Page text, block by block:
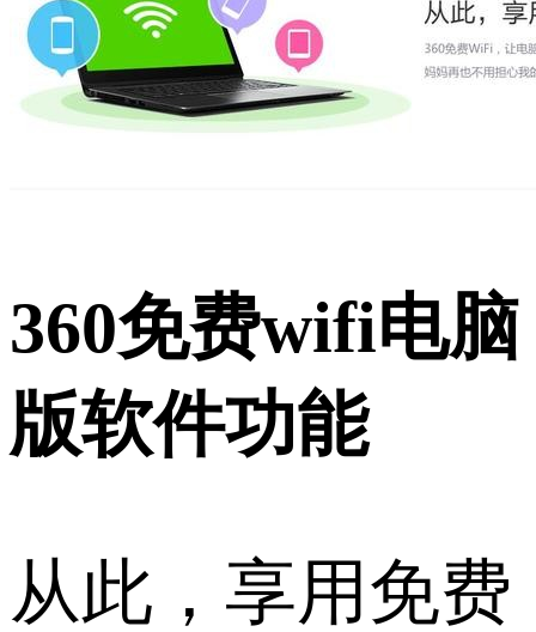
360免费wifi电脑
版软件功能
从此，享用免费